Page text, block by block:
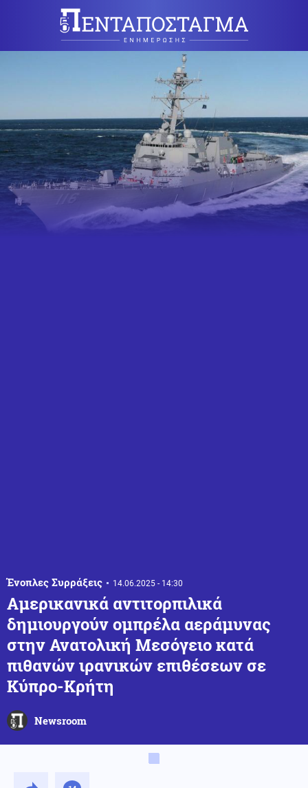
Ένοπλες Συρράξεις 14.06.2025 - 14:30
Αμερικανικά αντιτορπιλικά
δημιουργούν ομπρέλα αεράμυνας
στην Ανατολική Mεσόγειο κατά
πιθανών ιρανικών επιθέσεων σε
Κύπρο-Κρήτη
Newsroom